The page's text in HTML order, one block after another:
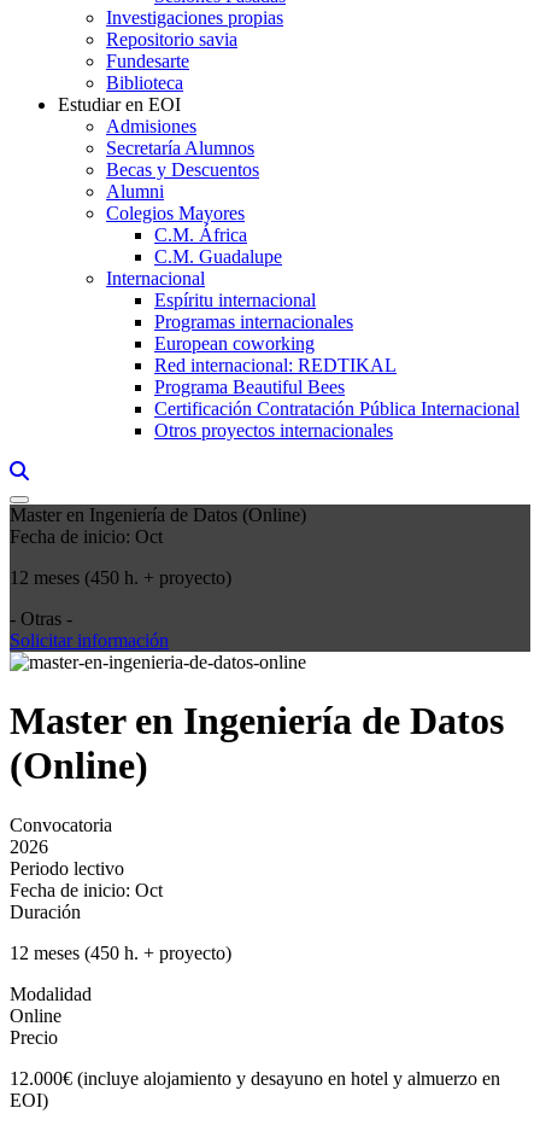
Investigaciones propias
Repositorio savia
Fundesarte
Biblioteca
Estudiar en EOI
Admisiones
Secretaría Alumnos
Becas y Descuentos
Alumni
Colegios Mayores
C.M. África
C.M. Guadalupe
Internacional
Espíritu internacional
Programas internacionales
European coworking
Red internacional: REDTIKAL
Programa Beautiful Bees
Certificación Contratación Pública Internacional
Otros proyectos internacionales
Master en Ingeniería de Datos (Online)
Fecha de inicio: Oct
12 meses (450 h. + proyecto)
- Otras -
Solicitar información
Master en Ingeniería de Datos
(Online)
Convocatoria
2026
Periodo lectivo
Fecha de inicio: Oct
Duración
12 meses (450 h. + proyecto)
Modalidad
Online
Precio
12.000€ (incluye alojamiento y desayuno en hotel y almuerzo en
EOI)